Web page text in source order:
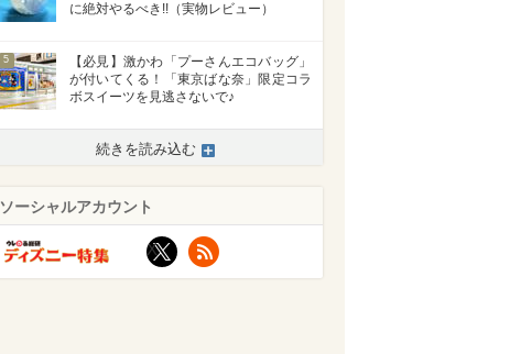
>
に絶対やるべき!!（実物レビュー）
5
【必見】激かわ「プーさんエコバッグ」
が付いてくる！「東京ばな奈」限定コラ
ボスイーツを見逃さないで♪
続きを読み込む
ソーシャルアカウント
X